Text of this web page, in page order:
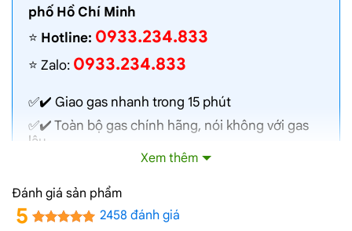
phố Hồ Chí Minh
⭐️ Hotline: 0933.234.833
⭐️ Zalo: 0933.234.833
✅✔️ Giao gas nhanh trong 15 phút
✅✔️ Toàn bộ gas chính hãng, nói không với gas
lậu
✅✔️ Gas đủ ký, chất lượng cao, bình gas được
✅✔️ Bán gas đúng giá niêm yết trên web
Xem thêm
Đánh giá sản phẩm
5 2458 đánh giá